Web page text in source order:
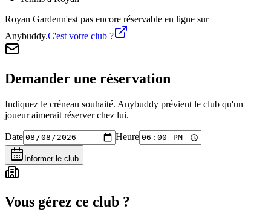
Royan Gardenn'est pas encore réservable en ligne sur
Anybuddy.C'est votre club ?
Demander une réservation
Indiquez le créneau souhaité. Anybuddy prévient le club qu'un
joueur aimerait réserver chez lui.
Date Heure
Informer le club
Vous gérez ce club ?